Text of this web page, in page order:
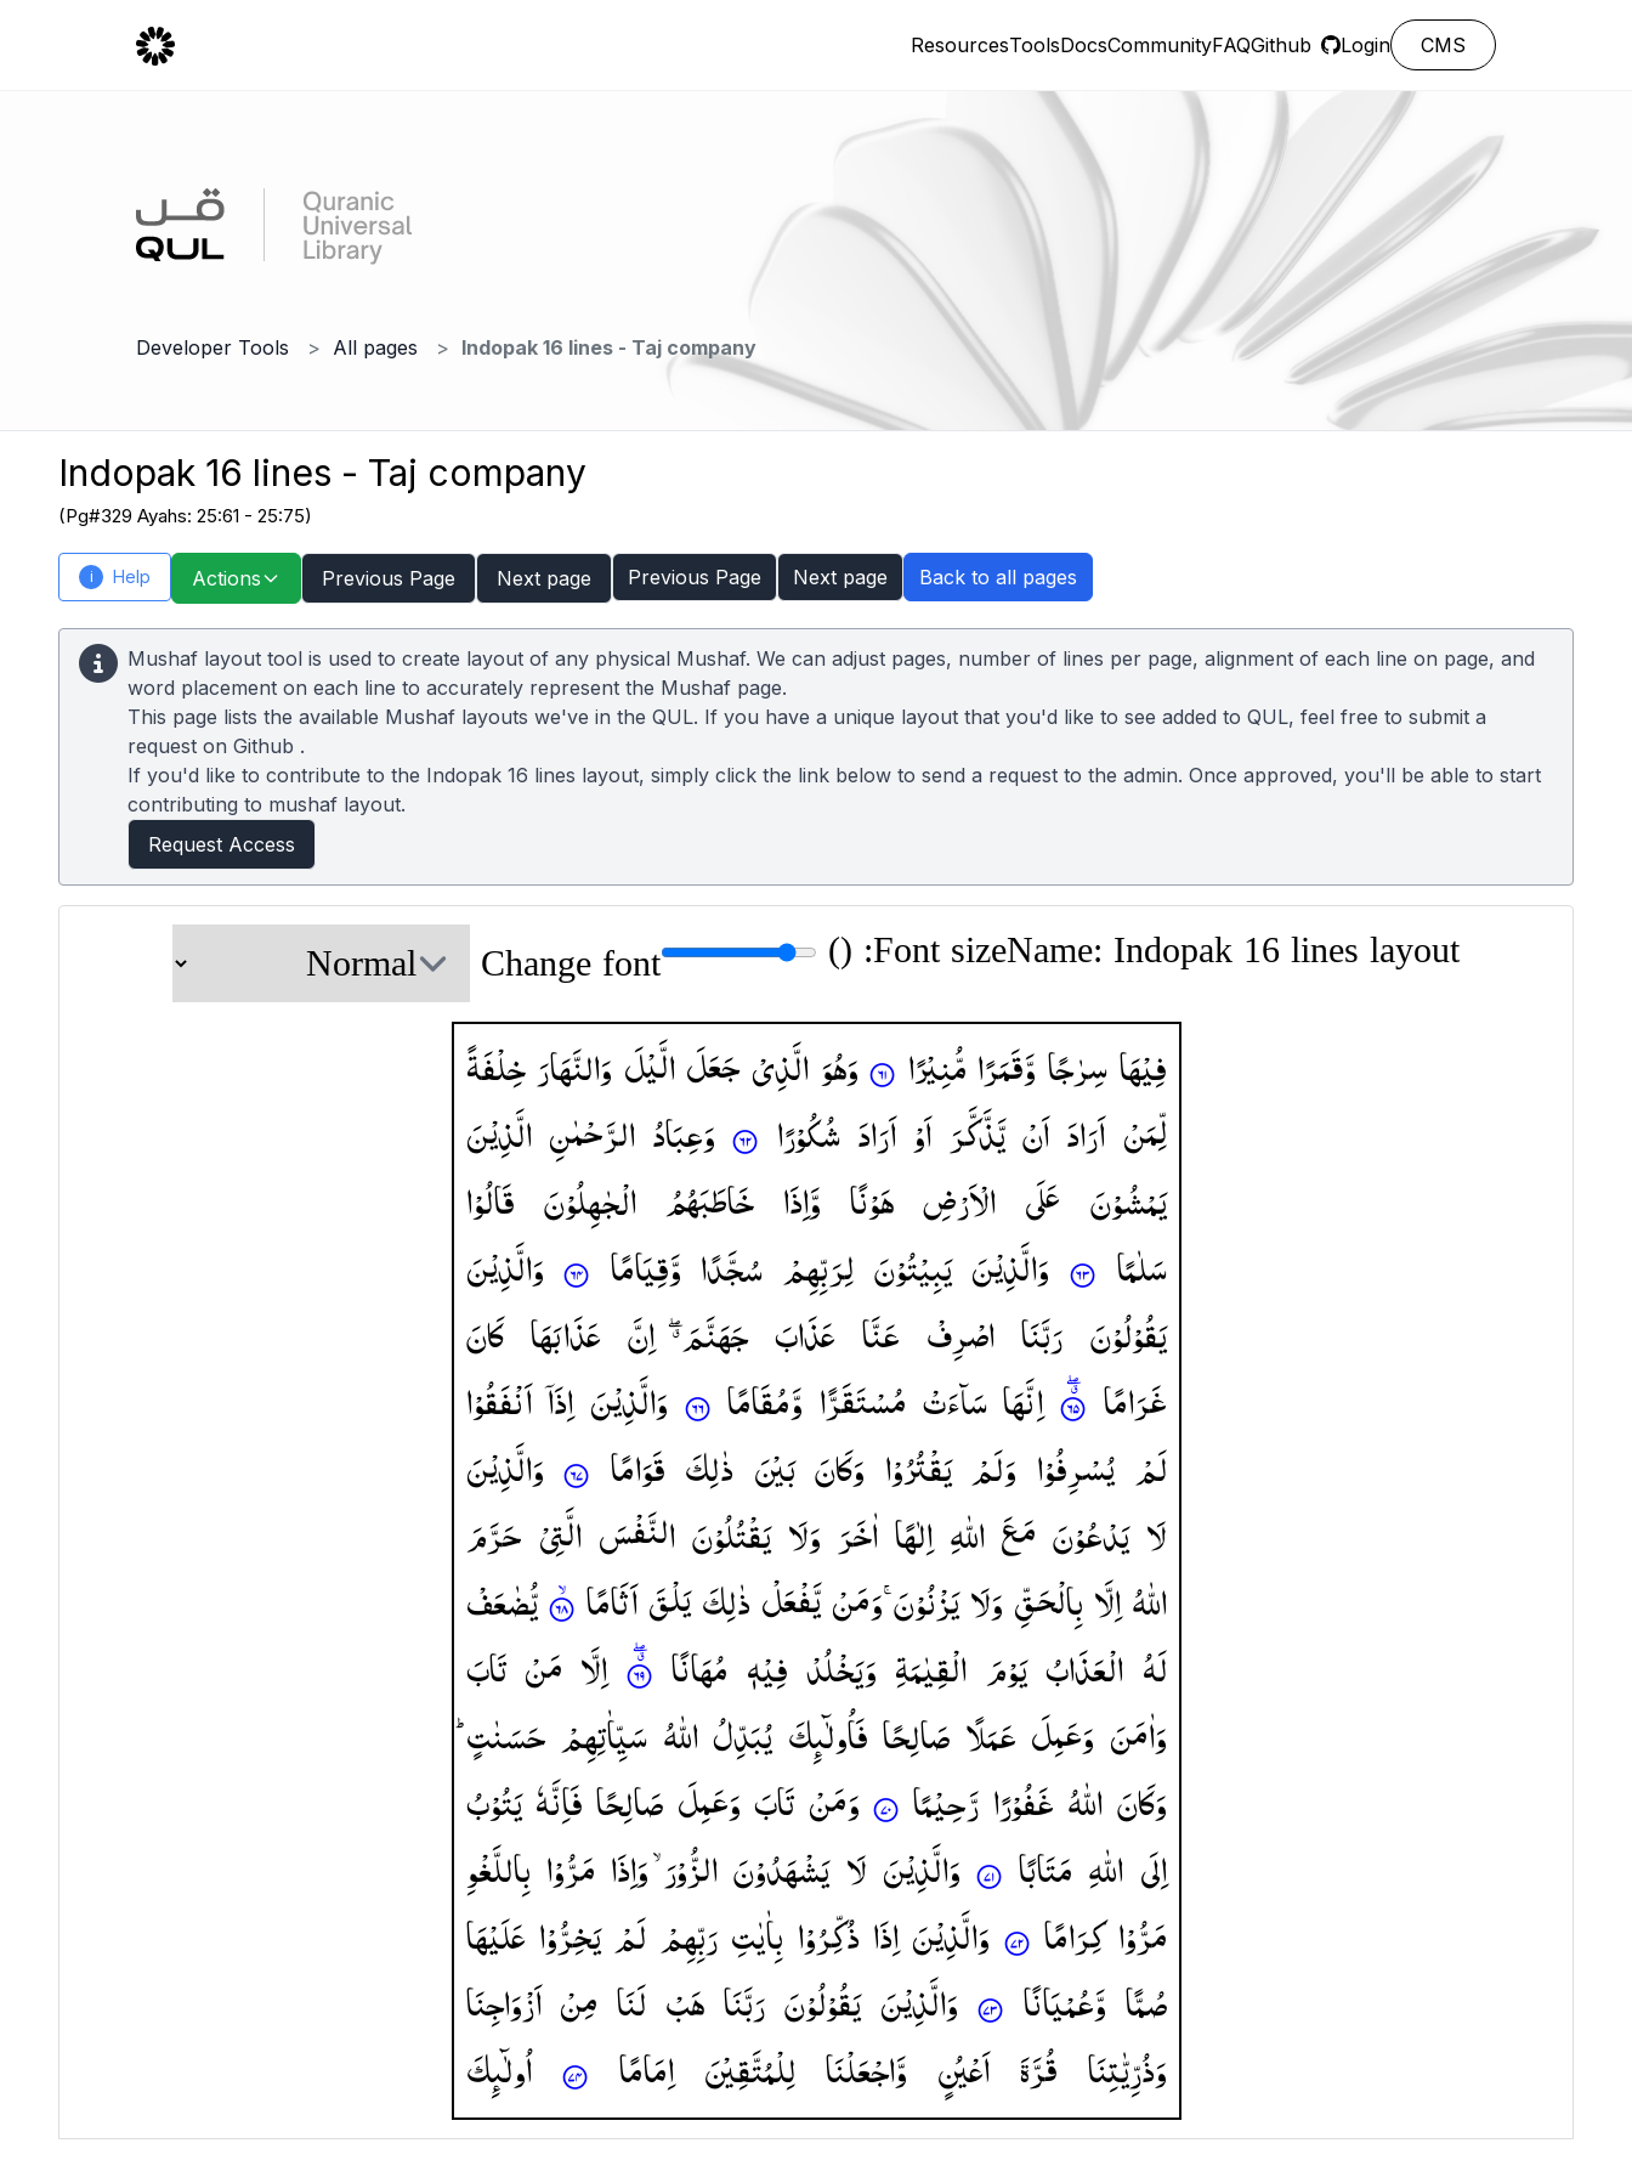
ResourcesToolsDocsCommunityFAQGithub Login CMS
Developer Tools All pages Indopak 16 lines - Taj company
Indopak 16 lines - Taj company
(Pg#329 Ayahs: 25:61 - 25:75)
i Help Actions Previous Page Next page Previous Page Next page Back to all pages
Mushaf layout tool is used to create layout of any physical Mushaf. We can adjust pages, number of lines per page, alignment of each line on page, and
word placement on each line to accurately represent the Mushaf page.
This page lists the available Mushaf layouts we've in the QUL. If you have a unique layout that you'd like to see added to QUL, feel free to submit a
request on Github .
If you'd like to contribute to the Indopak 16 lines layout, simply click the link below to send a request to the admin. Once approved, you'll be able to start
contributing to mushaf layout.
Request Access
Name: Indopak 16 lines layout
Font size: (
)
Change font
فِیْهَاسِرٰجًاوَّقَمَرًامُّنِیْرًا وَهُوَالَّذِیْجَعَلَالَّیْلَوَالنَّهَارَخِلْفَةً
لِّمَنْ اَرَادَ اَنْ یَّذَّكَّرَ اَوْ اَرَادَ شُكُوْرًا وَعِبَادُ الرَّحْمٰنِ الَّذِیْنَ
یَمْشُوْنَ عَلَی الْاَرْضِ هَوْنًا وَّاِذَا خَاطَبَهُمُ الْجٰهِلُوْنَ قَالُوْا
سَلٰمًا
وَالَّذِیْنَ یَبِیْتُوْنَ لِرَبِّهِمْ سُجَّدًا وَّقِیَامًا
وَالَّذِیْنَ
یَقُوْلُوْنَ رَبَّنَا اصْرِفْ عَنَّا عَذَابَ جَهَنَّمَ ۖۗ اِنَّ عَذَابَهَا كَانَ
غَرَامًا
اِنَّهَا سَآءَتْ مُسْتَقَرًّا وَّمُقَامًا وَالَّذِیْنَ اِذَاۤ اَنْفَقُوْا
لَمْ یُسْرِفُوْا وَلَمْ یَقْتُرُوْا وَكَانَ بَیْنَ ذٰلِكَ قَوَامًا
وَالَّذِیْنَ
لَا یَدْعُوْنَ مَعَ اللّٰهِ اِلٰهًا اٰخَرَ وَلَا یَقْتُلُوْنَ النَّفْسَ الَّتِیْ حَرَّمَ
اللّٰهُاِلَّابِالْحَقِّوَلَایَزْنُوْنَ ۚوَمَنْیَّفْعَلْذٰلِكَیَلْقَاَثَامًا
یُّضٰعَفْ
لَهُ الْعَذَابُ یَوْمَ الْقِیٰمَةِ وَیَخْلُدْ فِیْهٖ مُهَانًا اِلَّا مَنْ تَابَ
وَاٰمَنَ وَعَمِلَ عَمَلًا صَالِحًا فَاُولٰٓىِٕكَ یُبَدِّلُ اللّٰهُ سَیِّاٰتِهِمْ حَسَنٰتٍ ؕ
وَكَانَ اللّٰهُ غَفُوْرًا رَّحِیْمًا وَمَنْ تَابَوَعَمِلَ صَالِحًا فَاِنَّهٗ یَتُوْبُ
اِلَی اللّٰهِ مَتَابًا وَالَّذِیْنَ لَا یَشْهَدُوْنَ الزُّوْرَ ۙ وَاِذَا مَرُّوْا بِاللَّغْوِ
مَرُّوْا كِرَامًا وَالَّذِیْنَاِذَا ذُكِّرُوْا بِاٰیٰتِ رَبِّهِمْلَمْیَخِرُّوْا عَلَیْهَا
صُمًّا وَّعُمْیَانًا وَالَّذِیْنَ یَقُوْلُوْنَ رَبَّنَا هَبْ لَنَا مِنْ اَزْوَاجِنَا
وَذُرِّیّٰتِنَا قُرَّةَ اَعْیُنٍ وَّاجْعَلْنَا لِلْمُتَّقِیْنَ اِمَامًا اُولٰٓىِٕكَ